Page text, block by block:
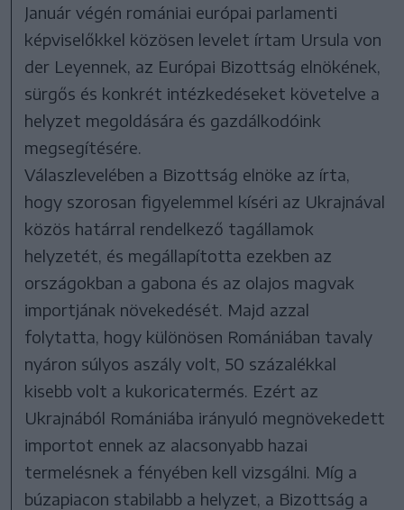
Január végén romániai európai parlamenti
képviselőkkel közösen levelet írtam Ursula von
der Leyennek, az Európai Bizottság elnökének,
sürgős és konkrét intézkedéseket követelve a
helyzet megoldására és gazdálkodóink
megsegítésére.
Válaszlevelében a Bizottság elnöke az írta,
hogy szorosan figyelemmel kíséri az Ukrajnával
közös határral rendelkező tagállamok
helyzetét, és megállapította ezekben az
országokban a gabona és az olajos magvak
importjának növekedését. Majd azzal
folytatta, hogy különösen Romániában tavaly
nyáron súlyos aszály volt, 50 százalékkal
kisebb volt a kukoricatermés. Ezért az
Ukrajnából Romániába irányuló megnövekedett
importot ennek az alacsonyabb hazai
termelésnek a fényében kell vizsgálni. Míg a
búzapiacon stabilabb a helyzet, a Bizottság a